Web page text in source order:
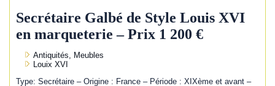
Secrétaire Galbé de Style Louis XVI
en marqueterie – Prix 1 200 €
Antiquités, Meubles
Louix XVI
Type: Secrétaire – Origine : France – Période : XIXème et avant –